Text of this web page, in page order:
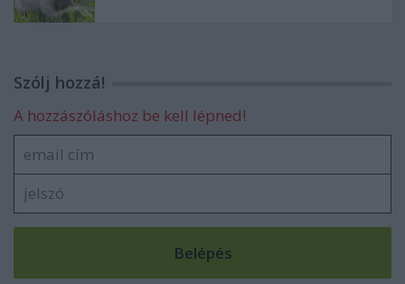
Szólj hozzá!
A hozzászóláshoz be kell lépned!